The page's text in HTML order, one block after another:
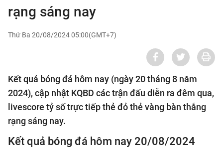
rạng sáng nay
Thứ Ba 20/08/2024 05:00(GMT+7)
Kết quả bóng đá hôm nay (ngày 20 tháng 8 năm
2024), cập nhật KQBD các trận đấu diễn ra đêm qua,
livescore tỷ số trực tiếp thẻ đỏ thẻ vàng bàn thắng
rạng sáng nay.
Kết quả bóng đá hôm nay 20/08/2024